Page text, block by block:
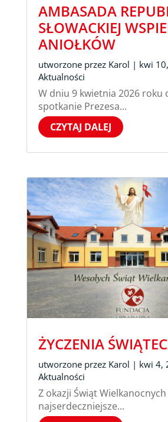
AMBASADA
SŁOWACKIEJ
ANIOŁKÓW
utworzone przez Karol | kwi
Aktualności
W dniu 9 kwietnia 2026 roku
spotkanie Prezesa...
CZYTAJ DALEJ
ŻYCZENIA
utworzone przez Karol | kwi 4,
Aktualności
Z okazji Świąt Wielkanocnych
najserdeczniejsze...